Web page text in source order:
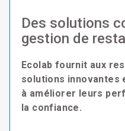
Des solutions
gestion de
Ecolab fournit aux
solutions innovantes
à améliorer leurs
la confiance.